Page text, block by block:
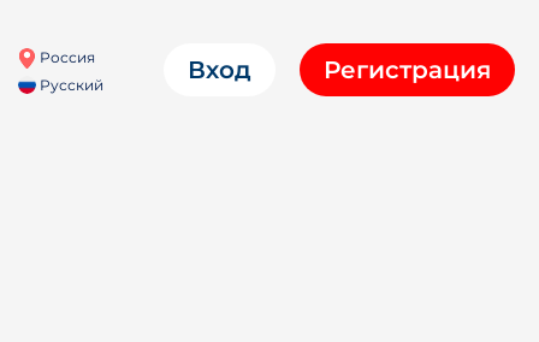
Россия
Русский
Вход Регистрация